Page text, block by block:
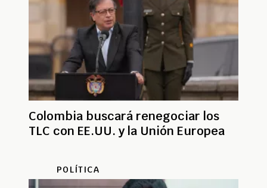
Colombia buscará renegociar los
TLC con EE.UU. y la Unión Europea
POLÍTICA